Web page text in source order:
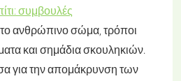
συμβουλές
ανθρώπινο σώμα, τρόποι
και σημάδια σκουληκιών.
για την απομάκρυνση των